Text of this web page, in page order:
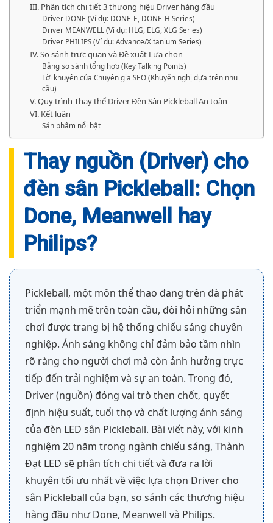
III. Phân tích chi tiết 3 thương hiệu Driver hàng đầu
Driver DONE (Ví dụ: DONE-E, DONE-H Series)
Driver MEANWELL (Ví dụ: HLG, ELG, XLG Series)
Driver PHILIPS (Ví dụ: Advance/Xitanium Series)
IV. So sánh trực quan và Đề xuất Lựa chọn
Bảng so sánh tổng hợp (Key Talking Points)
Lời khuyên của Chuyên gia SEO (Khuyến nghị dựa trên nhu
cầu)
V. Quy trình Thay thế Driver Đèn Sân Pickleball An toàn
VI. Kết luận
Sản phẩm nổi bật
Thay nguồn (Driver) cho
đèn sân Pickleball: Chọn
Done, Meanwell hay
Philips?
Pickleball, một môn thể thao đang trên đà phát
triển mạnh mẽ trên toàn cầu, đòi hỏi những sân
chơi được trang bị hệ thống chiếu sáng chuyên
nghiệp. Ánh sáng không chỉ đảm bảo tầm nhìn
rõ ràng cho người chơi mà còn ảnh hưởng trực
tiếp đến trải nghiệm và sự an toàn. Trong đó,
Driver (nguồn) đóng vai trò then chốt, quyết
định hiệu suất, tuổi thọ và chất lượng ánh sáng
của đèn LED sân Pickleball. Bài viết này, với kinh
nghiệm 20 năm trong ngành chiếu sáng, Thành
Đạt LED sẽ phân tích chi tiết và đưa ra lời
khuyên tối ưu nhất về việc lựa chọn Driver cho
sân Pickleball của bạn, so sánh các thương hiệu
hàng đầu như Done, Meanwell và Philips.